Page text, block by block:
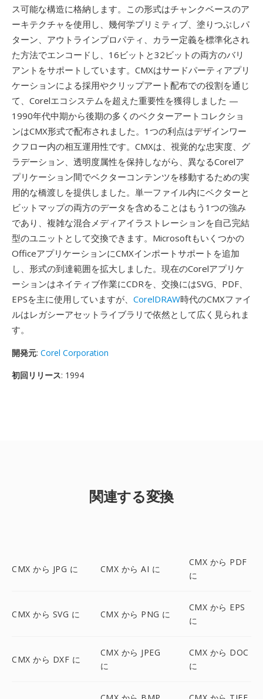
ス可能な構造に格納します。この形式はチャンクベースのア
ーキテクチャを使用し、幾何学プリミティブ、塗りつぶしパ
ターン、アウトラインプロパティ、カラー定義を標準化され
た方法でエンコードし、16ビットと32ビットの両方のバリ
アントをサポートしています。CMXはサードパーティアプリ
ケーションによる採用やクリップアート配布での役割を通じ
て、Corelエコシステムを超えた重要性を獲得しました —
1990年代中期から後期の多くのベクターアートコレクショ
ンはCMX形式で配布されました。1つの利点はデザインワー
クフロー内の相互運用性です。CMXは、視覚的な忠実度、グ
ラデーション、透明度属性を保持しながら、異なるCorelア
プリケーション間でベクターコンテンツを移動するための実
用的な橋渡しを提供しました。単一ファイル内にベクターと
ビットマップの両方のデータを含めることはもう1つの強み
であり、複雑な混合メディアイラストレーションを自己完結
型のユニットとして交換できます。Microsoftもいくつかの
OfficeアプリケーションにCMXインポートサポートを追加
し、形式の到達範囲を拡大しました。現在のCorelアプリケ
ーションはネイティブ作業にCDRを、交換にはSVG、PDF、
EPSを主に使用していますが、 CorelDRAW時代のCMXファイ
ルはレガシーアセットライブラリで依然として広く見られま
す。
開発元: Corel Corporation
初回リリース: 1994
関連する変換
CMX から JPG に CMX から AI に
CMX から PDF
に
CMX から SVG に CMX から PNG に
CMX から EPS
に
CMX から DXF に
CMX から JPEG
に
CMX から DOC
に